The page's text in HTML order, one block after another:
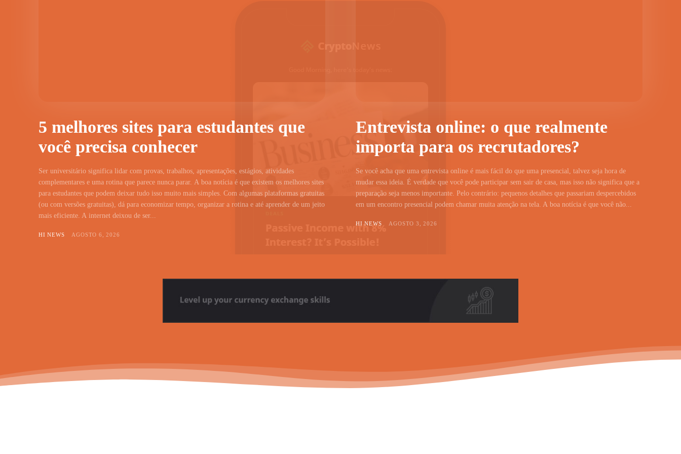
5 melhores sites para estudantes que
você precisa conhecer
Ser universitário significa lidar com provas, trabalhos, apresentações, estágios, atividades
complementares e uma rotina que parece nunca parar. A boa notícia é que existem os melhores sites
para estudantes que podem deixar tudo isso muito mais simples. Com algumas plataformas gratuitas
(ou com versões gratuitas), dá para economizar tempo, organizar a rotina e até aprender de um jeito
mais eficiente. A internet deixou de ser...
HI NEWS AGOSTO 6, 2026
Entrevista online: o que realmente
importa para os recrutadores?
Se você acha que uma entrevista online é mais fácil do que uma presencial, talvez seja hora de
mudar essa ideia. É verdade que você pode participar sem sair de casa, mas isso não significa que a
preparação seja menos importante. Pelo contrário: pequenos detalhes que passariam despercebidos
em um encontro presencial podem chamar muita atenção na tela. A boa notícia é que você não...
HI NEWS AGOSTO 3, 2026